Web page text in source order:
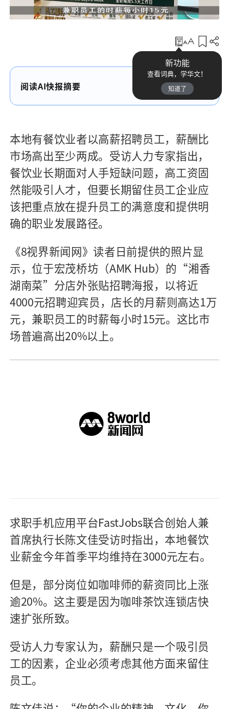
新功能
查看词典，学华文！
知道了
收藏
阅读AI快报摘要
本地有餐饮业者以高薪招聘员工，薪酬比
市场高出至少两成。受访人力专家指出，
餐饮业长期面对人手短缺问题，高工资固
然能吸引人才，但要长期留住员工企业应
该把重点放在提升员工的满意度和提供明
确的职业发展路径。
《8视界新闻网》读者日前提供的照片显
示，位于宏茂桥坊（AMK Hub）的“湘香
湖南菜”分店外张贴招聘海报，以将近
4000元招聘迎宾员，店长的月薪则高达1万
元，兼职员工的时薪每小时15元。这比市
场普遍高出20%以上。
求职手机应用平台FastJobs联合创始人兼
首席执行长陈文佳受访时指出，本地餐饮
业薪金今年首季平均维持在3000元左右。
但是，部分岗位如咖啡师的薪资同比上涨
逾20%。这主要是因为咖啡茶饮连锁店快
速扩张所致。
受访人力专家认为，薪酬只是一个吸引员
工的因素，企业必须考虑其他方面来留住
员工。